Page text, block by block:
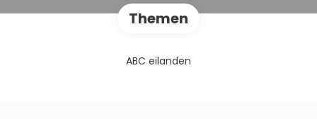
Themen
ABC eilanden